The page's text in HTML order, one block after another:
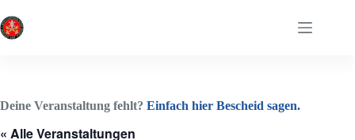
Inhalt
springen
Deine Veranstaltung fehlt? Einfach hier Bescheid sagen.
« Alle Veranstaltungen